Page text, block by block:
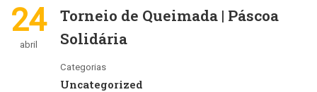
24
abril
Torneio de Queimada | Páscoa
Solidária
Categorias
Uncategorized